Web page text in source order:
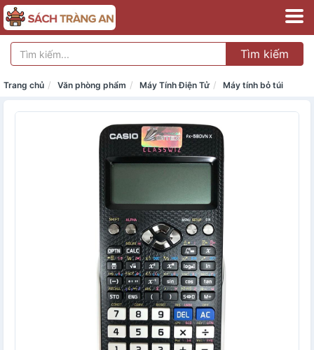
Tìm kiếm
Trang chủ Văn phòng phẩm Máy Tính Điện Tử Máy tính bỏ túi